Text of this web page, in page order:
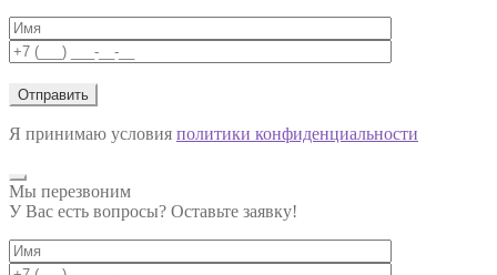
Я принимаю условия политики конфиденциальности
Мы перезвоним
У Вас есть вопросы? Оставьте заявку!